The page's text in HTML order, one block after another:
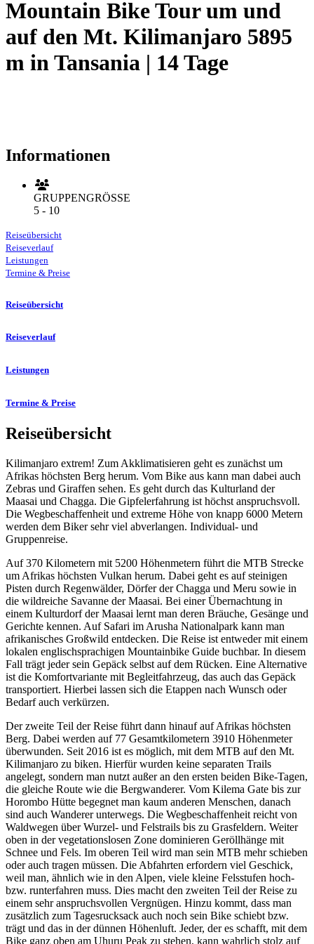
Mountain Bike Tour um und
auf den Mt. Kilimanjaro 5895
m in Tansania | 14 Tage
Informationen
GRUPPENGRÖSSE
5 - 10
Reiseübersicht
Reiseverlauf
Leistungen
Termine & Preise
Reiseübersicht
Reiseverlauf
Leistungen
Termine & Preise
Reiseübersicht
Kilimanjaro extrem! Zum Akklimatisieren geht es zunächst um
Afrikas höchsten Berg herum. Vom Bike aus kann man dabei auch
Zebras und Giraffen sehen. Es geht durch das Kulturland der
Maasai und Chagga. Die Gipfelerfahrung ist höchst anspruchsvoll.
Die Wegbeschaffenheit und extreme Höhe von knapp 6000 Metern
werden dem Biker sehr viel abverlangen. Individual- und
Gruppenreise.
Auf 370 Kilometern mit 5200 Höhenmetern führt die MTB Strecke
um Afrikas höchsten Vulkan herum. Dabei geht es auf steinigen
Pisten durch Regenwälder, Dörfer der Chagga und Meru sowie in
die wildreiche Savanne der Maasai. Bei einer Übernachtung in
einem Kulturdorf der Maasai lernt man deren Bräuche, Gesänge und
Gerichte kennen. Auf Safari im Arusha Nationalpark kann man
afrikanisches Großwild entdecken. Die Reise ist entweder mit einem
lokalen englischsprachigen Mountainbike Guide buchbar. In diesem
Fall trägt jeder sein Gepäck selbst auf dem Rücken. Eine Alternative
ist die Komfortvariante mit Begleitfahrzeug, das auch das Gepäck
transportiert. Hierbei lassen sich die Etappen nach Wunsch oder
Bedarf auch verkürzen.
Der zweite Teil der Reise führt dann hinauf auf Afrikas höchsten
Berg. Dabei werden auf 77 Gesamtkilometern 3910 Höhenmeter
überwunden. Seit 2016 ist es möglich, mit dem MTB auf den Mt.
Kilimanjaro zu biken. Hierfür wurden keine separaten Trails
angelegt, sondern man nutzt außer an den ersten beiden Bike-Tagen,
die gleiche Route wie die Bergwanderer. Vom Kilema Gate bis zur
Horombo Hütte begegnet man kaum anderen Menschen, danach
sind auch Wanderer unterwegs. Die Wegbeschaffenheit reicht von
Waldwegen über Wurzel- und Felstrails bis zu Grasfeldern. Weiter
oben in der vegetationslosen Zone dominieren Geröllhänge mit
Schnee und Fels. Im oberen Teil wird man sein MTB mehr schieben
oder auch tragen müssen. Die Abfahrten erfordern viel Geschick,
weil man, ähnlich wie in den Alpen, viele kleine Felsstufen hoch-
bzw. runterfahren muss. Dies macht den zweiten Teil der Reise zu
einem sehr anspruchsvollen Vergnügen. Hinzu kommt, dass man
zusätzlich zum Tagesrucksack auch noch sein Bike schiebt bzw.
trägt und das in der dünnen Höhenluft. Jeder, der es schafft, mit dem
Bike ganz oben am Uhuru Peak zu stehen, kann wahrlich stolz auf